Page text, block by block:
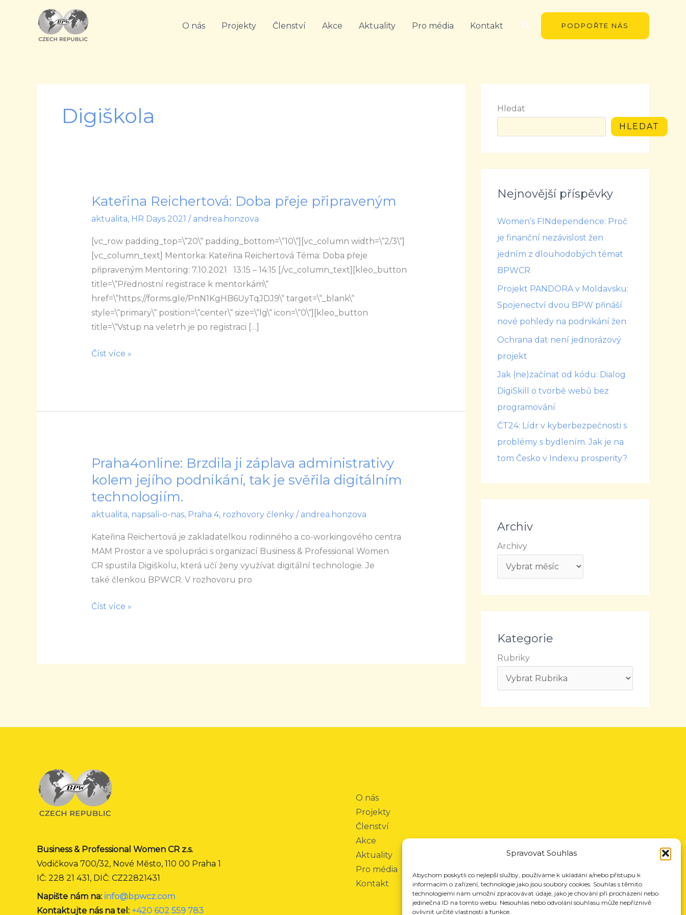
Spravovat Souhlas
Abychom poskytli co nejlepší služby, používáme k ukládání a/nebo přístupu k
informacím o zařízení, technologie jako jsou soubory cookies. Souhlas s těmito
technologiemi nám umožní zpracovávat údaje, jako je chování při procházení nebo
jedinečná ID na tomto webu. Nesouhlas nebo odvolání souhlasu může nepříznivě
ovlivnit určité vlastnosti a funkce.
O nás Projekty Členství Akce Aktuality Pro média Kontakt Hledat PODPOŘTE NÁS
Digiškola
Kateřina Reichertová: Doba přeje připraveným
aktualita, HR Days 2021 / andrea.honzova
[vc_row padding_top=\“20\“ padding_bottom=\“10\“][vc_column width=\“2/3\“]
[vc_column_text] Mentorka: Kateřina Reichertová Téma: Doba přeje
připraveným Mentoring: 7.10.2021 13:15 – 14:15 [/vc_column_text][kleo_button
title=\“Přednostní registrace k mentorkám\“
href=\“https://forms.gle/PnN1KgHB6UyTqJDJ9\“ target=\“_blank\“
style=\“primary\“ position=\“center\“ size=\“lg\“ icon=\“0\“][kleo_button
title=\“Vstup na veletrh je po registraci […]
Kateřina
Reichertová:
přeje
připraveným
Číst více »
Praha4online: Brzdila ji záplava administrativy
kolem jejího podnikání, tak je svěřila digitálním
technologiím.
aktualita, napsali-o-nas, Praha 4, rozhovory členky/ andrea.honzova
Kateřina Reichertová je zakladatelkou rodinného a co-workingového centra
MAM Prostor a ve spolupráci s organizací Business & Professional Women
CR spustila Digiškolu, která učí ženy využívat digitální technologie. Je
také členkou BPWCR. V rozhovoru pro
Praha4online:
Brzdila
záplava
administrativy
kolem
jejího
podnikání,
tak
svěřila
Číst více »
Hledat
HLEDAT
Nejnovější příspěvky
Women’s FINdependence: Proč
je finanční nezávislost žen
jedním z dlouhodobých témat
BPWCR
Projekt PANDORA v Moldavsku:
Spojenectví dvou BPW přináší
nové pohledy na podnikání žen
Ochrana dat není jednorázový
projekt
Jak (ne)začínat od kódu: Dialog
DigiSkill o tvorbě webů bez
programování
ČT24: Lídr v kyberbezpečnosti s
problémy s bydlením. Jak je na
tom Česko v Indexu prosperity?
Archiv
Archivy
Kategorie
Rubriky
Business & Professional Women CR z.s.
Vodičkova 700/32, Nové Město, 110 00 Praha 1
IČ: 228 21 431, DIČ: CZ22821431
Napište nám na: info@bpwcz.com
Kontaktujte nás na tel: +420 602 559 783
O nás
Projekty
Členství
Akce
Aktuality
Pro média
Kontakt